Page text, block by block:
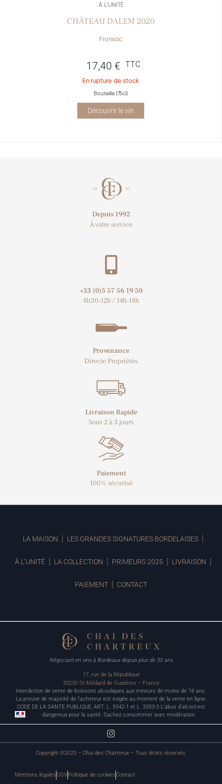
À L’UNITÉ
CHÂTEAU DALEM 2020
Fronsac
17,40 € TTC
En rupture de stock
Bouteille (75cl)
Découvrir le vin
Depuis 1992
À votre service
+33 (0)5 57 56 19 50​
8h30-12h / 14h-18h
Provenance
Directe Propriétés
Livraison Rapide
Sous 2 à 3 jours
Paiement
100% sécurisé
LA MAISON LES GRANDES SIGNATURES BORDELAISES
À L’UNITÉ LA COLLECTION PRIMEURS 2025 LIVRAISON
PAIEMENT CONTACT
Négociant en vins à Bordeaux depuis plus de 30 ans
17, rue de la République
33230 St-Médard de Guizières – France
Interdiction de vente de boissons alcooliques aux mineurs de moins de 18 ans.
La preuve de majorité de l’acheteur est exigée au moment de la vente en ligne.
CODE DE LA SANTE PUBLIQUE, ART. L. 3342-1 et L. 3353-3 L’abus d’alcool est
dangereux pour la santé. Sachez consommer avec modération.
Copyright ©2025 – Chai des Chartreux – Tous droits réservés.
Mentions légalesCGVPolitique de cookiesContact